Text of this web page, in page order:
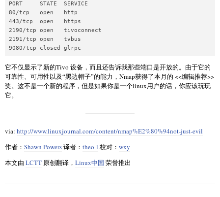
PORT     STATE  SERVICE
80/tcp   open   http
443/tcp  open   https
2190/tcp open   tivoconnect
2191/tcp open   tvbus
它不仅显示了新的Tivo 设备，而且还告诉我那些端口是开放的。由于它的
可靠性、可用性以及“黑边帽子”的能力，Nmap获得了本月的 <<编辑推荐>>
奖。这不是一个新的程序，但是如果你是一个linux用户的话，你应该玩玩
它。
via: http://www.linuxjournal.com/content/nmap%E2%80%94not-just-evil
作者： Shawn Powers译者： theo-l 校对： wxy
本文由 LCTT 原创翻译， Linux中国 荣誉推出